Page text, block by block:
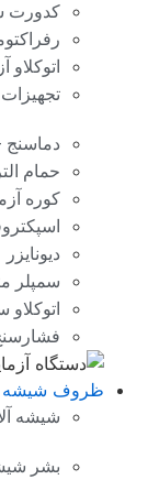
کدورت
اتوکلاو
تجهیزات
دماسنج -
حمام
کوره
دیونایزر
سمپلر
اتوکلاو
فشارسنج
ظروف شیشه
شیشه
بشر